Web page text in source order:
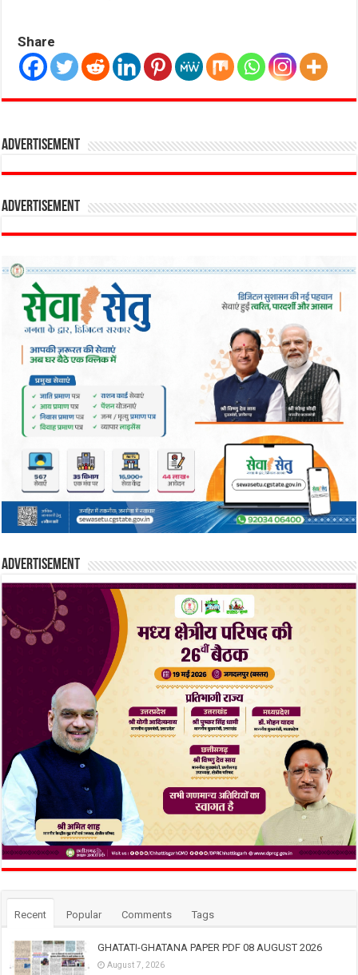
Share
Advertisement
Advertisement
Advertisement
Recent Popular Comments Tags
GHATATI-GHATANA PAPER PDF 08 AUGUST 2026
August 7, 2026